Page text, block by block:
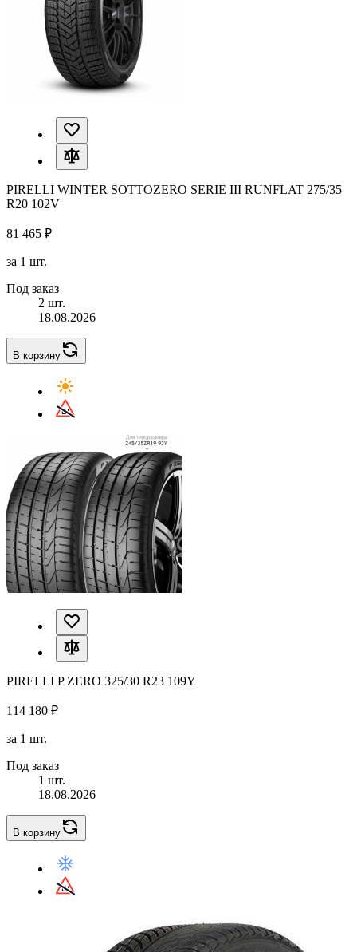
PIRELLI WINTER SOTTOZERO SERIE III RUNFLAT 275/35
R20 102V
81 465 ₽
за 1 шт.
Под заказ
2 шт.
18.08.2026
В корзину
PIRELLI P ZERO 325/30 R23 109Y
114 180 ₽
за 1 шт.
Под заказ
1 шт.
18.08.2026
В корзину